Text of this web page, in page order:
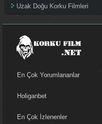
Uzak Doğu Korku Filmleri
En Çok Yorumlananlar
Holiganbet
En Çok İzlenenler